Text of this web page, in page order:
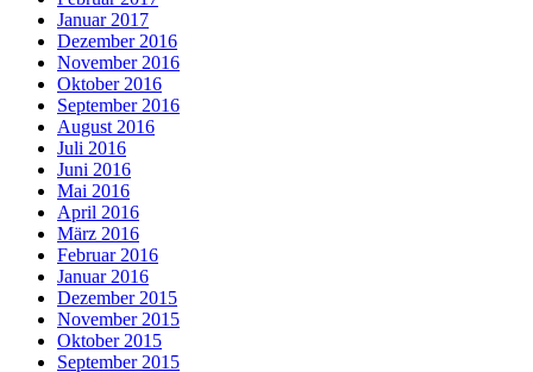
Januar 2017
Dezember 2016
November 2016
Oktober 2016
September 2016
August 2016
Juli 2016
Juni 2016
Mai 2016
April 2016
März 2016
Februar 2016
Januar 2016
Dezember 2015
November 2015
Oktober 2015
September 2015